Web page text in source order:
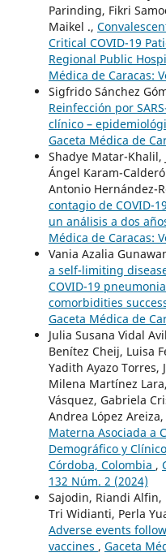
Parinding, Fikri
Maikel .,
Critical COVID-19
Regional Public
Médica de Caracas:
Sigfrido Sánchez
Reinfección por
clínico –
Gaceta Médica de
Shadye Matar-Khalil,
Ángel Karam-
Antonio Hernández-
contagio de COVID-
un análisis a dos
Médica de Caracas:
Vania Azalia
a self-limiting
COVID-19
comorbidities
Gaceta Médica de
Julia Susana Vidal
Benítez Cheij, Luisa
Yadith Ayazo Torres,
Milena Martínez
Vásquez, Gabriela
Andrea López Areiza,
Materna Asociada a
Demográfico y
Córdoba, Colombia ,
132 Núm. 2 (2024)
Sajodin, Riandi
Tri Widianti, Perla
Adverse events
vaccines , Gaceta